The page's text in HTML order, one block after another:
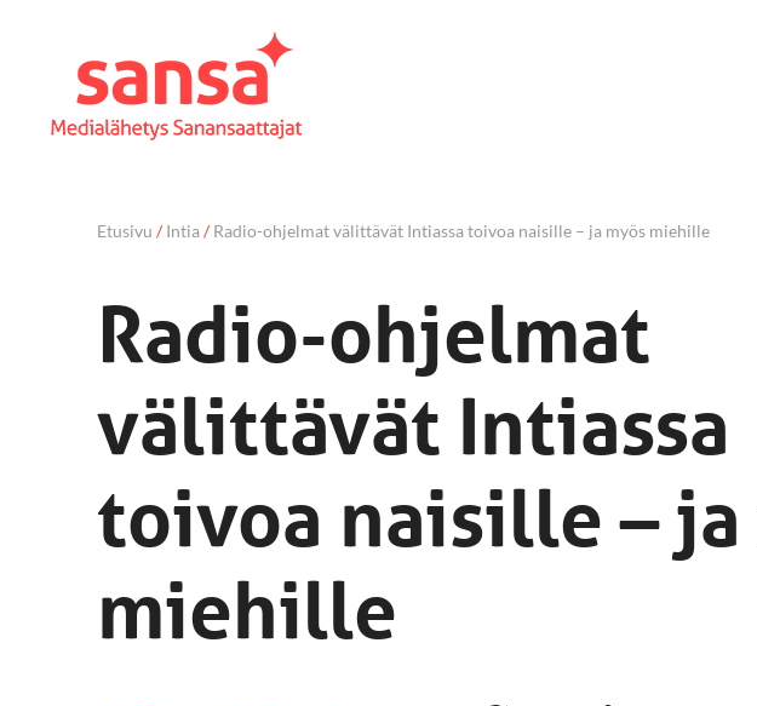
Etusivu /Intia/Radio-ohjelmat välittävät Intiassa toivoa naisille – ja myös miehille
Radio-ohjelmat
välittävät Intiassa
toivoa naisille – ja
miehille